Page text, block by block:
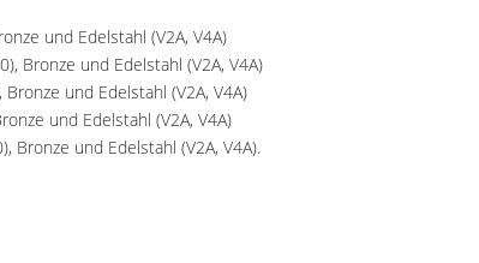
und Edelstahl (V2A, V4A)
Bronze und Edelstahl (V2A, V4A)
und Edelstahl (V2A, V4A)
und Edelstahl (V2A, V4A)
Bronze und Edelstahl (V2A, V4A).